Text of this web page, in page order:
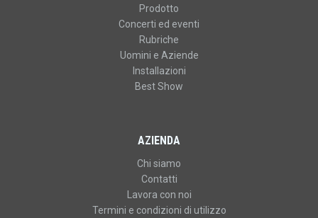
Prodotto
Concerti ed eventi
Rubriche
Uomini e Aziende
Installazioni
Best Show
AZIENDA
Chi siamo
Contatti
Lavora con noi
Termini e condizioni di utilizzo